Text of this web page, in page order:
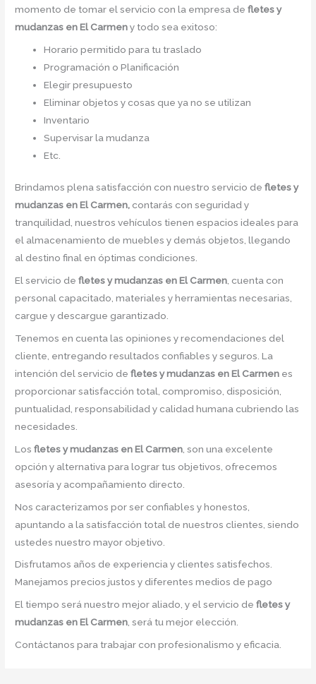
momento de tomar el servicio con la empresa defletes y
mudanzas en El Carmeny todo sea exitoso:
Horario permitido para tu traslado
Programación o Planificación
Elegir presupuesto
Eliminar objetos y cosas que ya no se utilizan
Inventario
Supervisar la mudanza
Etc.
Brindamos plena satisfacción con nuestro servicio defletes y
mudanzas en El Carmen, contarás con seguridad y
tranquilidad, nuestros vehículos tienen espacios ideales para
el almacenamiento de muebles y demás objetos, llegando
al destino final en óptimas condiciones.
El servicio defletes y mudanzas en El Carmen , cuenta con
personal capacitado, materiales y herramientas necesarias,
cargue y descargue garantizado.
Tenemos en cuenta las opiniones y recomendaciones del
cliente, entregando resultados confiables y seguros. La
intención del servicio defletes y mudanzas en El Carmen es
proporcionar satisfacción total, compromiso, disposición,
puntualidad, responsabilidad y calidad humana cubriendo las
necesidades.
Losfletes y mudanzas en El Carmen , son una excelente
opción y alternativa para lograr tus objetivos, ofrecemos
asesoría y acompañamiento directo.
Nos caracterizamos por ser confiables y honestos,
apuntando a la satisfacción total de nuestros clientes, siendo
ustedes nuestro mayor objetivo.
Disfrutamos años de experiencia y clientes satisfechos.
Manejamos precios justos y diferentes medios de pago
El tiempo será nuestro mejor aliado, y el servicio defletes y
mudanzas en El Carmen, será tu mejor elección.
Contáctanos para trabajar con profesionalismo y eficacia.